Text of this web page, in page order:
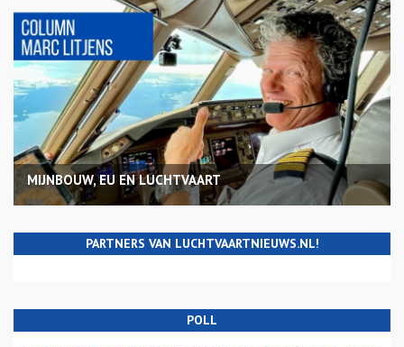
MIJNBOUW, EU EN LUCHTVAART
PARTNERS VAN LUCHTVAARTNIEUWS.NL!
POLL